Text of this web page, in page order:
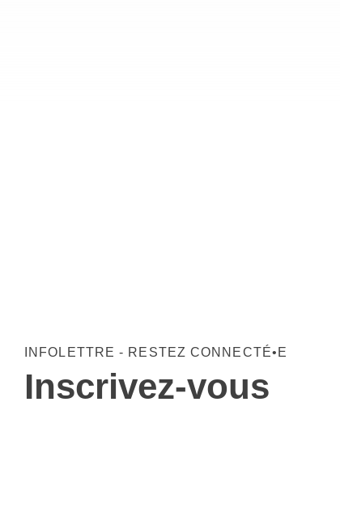
INFOLETTRE - RESTEZ CONNECTÉ•E
Inscrivez-vous